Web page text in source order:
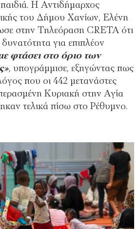
Η Αντιδήμαρχος
του Δήμου Χανίων, Ελένη
στην Τηλεόραση CRETA ότι
για επιπλέον
φτάσει στο όριο των
, υπογράμμισε, εξηγώντας πως
που οι 442 μετανάστες
Κυριακή στην Αγία
τελικά πίσω στο Ρέθυμνο.